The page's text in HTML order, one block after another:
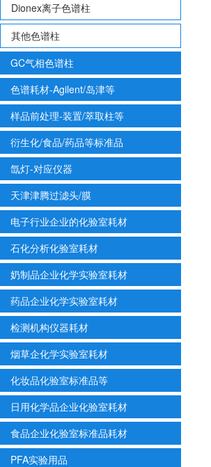
Dionex离子色谱柱
其他色谱柱
GC气相色谱柱
色谱耗材-Agilent/岛津等
样品前处理-装置/萃取柱等
衍生化/食品/药品等标准品
氙灯-对应仪器
天津津腾过滤头/膜
电子行业企业的化验室耗材
石化分析化验室耗材
奶制品企业化学实验室耗材
药品企业化学实验室耗材
检测机构仪器耗材
烟草企化学实验室耗材
化妆品化验室标准品等
日用化学品企业化验室耗材
食品企业化验室标准品耗材
PFA实验用品